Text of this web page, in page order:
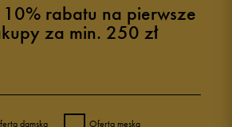
rabatu na pierwsze
za min. 250 zł
damska Oferta męska